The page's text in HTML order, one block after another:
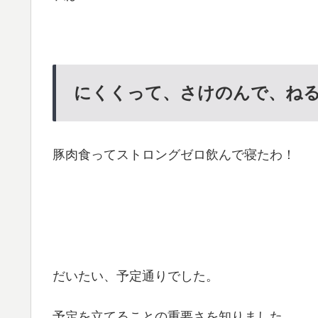
にくくって、さけのんで、ね
豚肉食ってストロングゼロ飲んで寝たわ！
だいたい、予定通りでした。